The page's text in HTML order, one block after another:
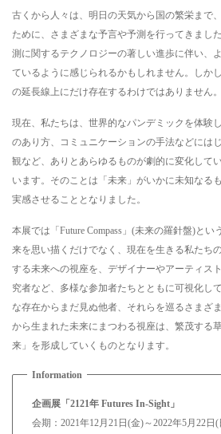
古くから人々は、明日の天気から国の繁栄まで
ために、さまざまな予言や予測を行ってきまし
測に関するテクノロジーの著しい進歩に伴い、
ているように感じられるかもしれません。しか
の延長線上にだけ存在するわけではありません。
現在、私たちは、世界的なパンデミックを体験
のあり方、コミュニケーションの手法などには
観など、ありとあらゆるものが劇的に変化して
います。そのことは「未来」がいかに未知なる
実感させることとなりました。
本展では「Future Compass」(未来の羅針盤)と
来を思い描くだけでなく、現在を生きる私たち
する未来への視座を、デザイナーやアーティス
究者など、多様な参加者たちとともに可視化し
な存在からまだ見ぬ他者、それらを巡るさまざ
から生まれた未来にまつわる視座は、繁茂する
来」を形成していくものとなります。
企画展「2121年 Futures In-Sight」
会期：2021年12月21日(金)～2022年5月22